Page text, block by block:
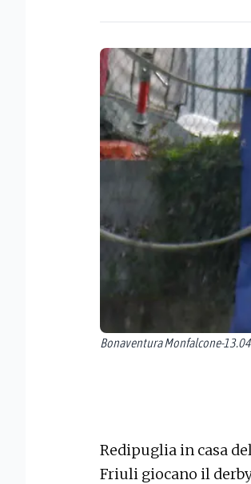
Bonaventura Monfalcone-
Redipuglia in casa
Friuli giocano il